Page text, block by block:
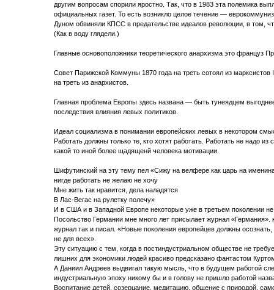
другим вопросам спорили яростно. Так, что в 1983 эта полемика
официальных газет. То есть возникло целое течение —
Дуном обвиняли КПСС в предательстве идеалов революции, в том,
(Как в воду глядели.)
Главные основоположники теоретического анархизма это француз
Совет Парижской Коммуны 1870 года на треть сотоял из марксистов
на треть из анархистов.
Главная проблема Европы здесь названа — быть тунеядцем
последствия влияния левых политиков.
Идеал социализма в понимании европейских левых в некотором
Работать должны только те, кто хотят работать. Работать не надо из
какой то иной более щадященй человека мотивации.
Шифутинский на эту тему пел «Сижу на велфере как царь на
нигде работать не желаю не хочу
Мне жить так нравится, дела наладятся
В Лас-Вегас на рулетку полечу»
И в США и в Западной Европе некоторые уже в третьем поколении не
Посольство Германии мне много лет присылает журнал «Германия».
журнал так и писал. «Новые поколения европейцев должны
не для всех».
Эту ситуацию с тем, когда в постиндустриальном обществе не
лишних для экономики людей красиво предсказано фантастом
А Даниил Андреев выдвигал такую мысль, что в будущем работой
индустриальную эпоху никому бы и в голову не пришло работой
Воспитание детей, созерцание, медитацию, общение с природой,